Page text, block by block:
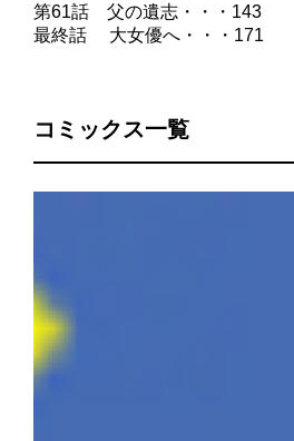
第61話 父の遺志・・・143
最終話 大女優へ・・・171
コミックス一覧